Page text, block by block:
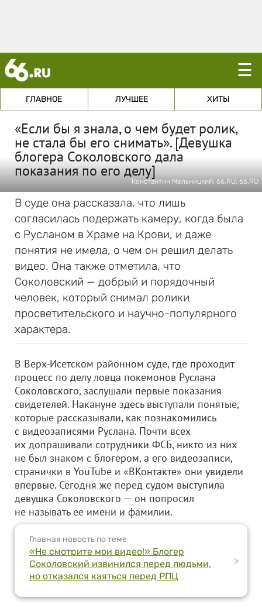
☰
ГЛАВНОЕ ЛУЧШЕЕ ХИТЫ
«Если бы я знала, о чем будет ролик,
не стала бы его снимать». [Девушка
блогера Соколовского дала
показания по его делу]
Константин Мельницкий; 66.RU; 66.RU
В суде она рассказала, что лишь
согласилась подержать камеру, когда была
с Русланом в Храме на Крови, и даже
понятия не имела, о чем он решил делать
видео. Она также отметила, что
Соколовский — добрый и порядочный
человек, который снимал ролики
просветительского и научно-популярного
характера.
В Верх-Исетском районном суде, где проходит
процесс по делу ловца покемонов Руслана
Соколовского, заслушали первые показания
свидетелей. Накануне здесь выступали понятые,
которые рассказывали, как познакомились
с видеозаписями Руслана. Почти всех
их допрашивали сотрудники ФСБ, никто из них
не был знаком с блогером, а его видеозаписи,
странички в YouTube и «ВКонтакте» они увидели
впервые. Сегодня же перед судом выступила
девушка Соколовского — он попросил
не называть ее имени и фамилии.
Главная новость по теме
«Не смотрите мои видео!» Блогер
Соколовский извинился перед людьми,
но отказался каяться перед РПЦ
>